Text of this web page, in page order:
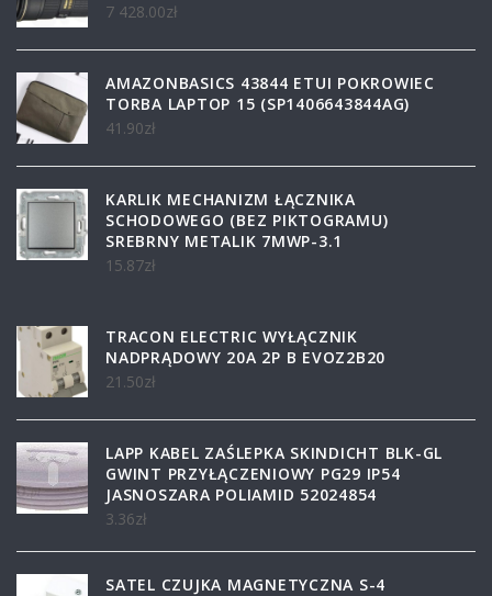
7 428.00zł
AMAZONBASICS 43844 ETUI POKROWIEC
TORBA LAPTOP 15 (SP1406643844AG)
41.90zł
KARLIK MECHANIZM ŁĄCZNIKA
SCHODOWEGO (BEZ PIKTOGRAMU)
SREBRNY METALIK 7MWP-3.1
15.87zł
TRACON ELECTRIC WYŁĄCZNIK
NADPRĄDOWY 20A 2P B EVOZ2B20
21.50zł
LAPP KABEL ZAŚLEPKA SKINDICHT BLK-GL
GWINT PRZYŁĄCZENIOWY PG29 IP54
JASNOSZARA POLIAMID 52024854
3.36zł
SATEL CZUJKA MAGNETYCZNA S-4